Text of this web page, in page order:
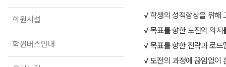
학원버스안내
오시는길
주변학사
공지사항
학원시설
학원버스안내
√ 학생의 성적향상을 위해
√ 목표를 향한 도전의 의지
√ 목표를 향한 전략과 로드
√ 도전의 과정에 끊임없이